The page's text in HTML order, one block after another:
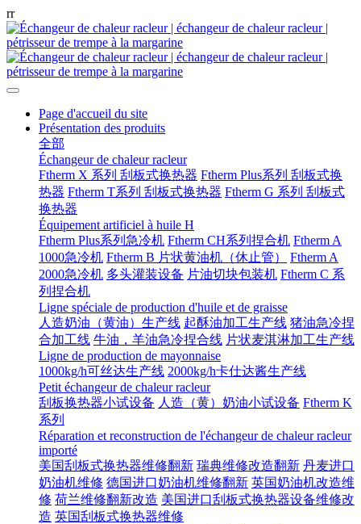
rr
Page d'accueil du site
Présentation des produits
全部
Échangeur de chaleur racleur
Ftherm X 系列 刮板式换热器 Ftherm Plus系列 刮板式换
热器 Ftherm T系列 刮板式换热器 Ftherm G 系列 刮板式
换热器
Équipement artificiel à huile H
Ftherm Plus系列急冷机 Ftherm CH系列捏合机 Ftherm A
1000急冷机 Ftherm B 片状黄油机（休止管）
Ftherm A
2000急冷机 多头灌装设备 片油切块包装机 Ftherm C 系
列捏合机
Ligne spéciale de production d'huile et de graisse
人造奶油（黄油）生产线 起酥油加工生产线 猪油急冷捏
合加工线 牛油，羊油急冷捏合线 片状麦淇淋加工生产线
Ligne de production de mayonnaise
1000kg/h可丝达生产线 2000kg/h卡仕达酱生产线
Petit échangeur de chaleur racleur
刮板换热器小试设备 人造（黄）奶油小试设备 Ftherm K
系列
Réparation et reconstruction de l'échangeur de chaleur racleur
importé
美国刮板式换热器维修翻新 瑞典维修改造翻新 丹麦进口
奶油机维修 德国进口奶油机维修翻新 英国奶油机改造维
修 荷兰维修翻新改造 美国进口刮板式换热器设备维修改
造 英国刮板式换热器维修